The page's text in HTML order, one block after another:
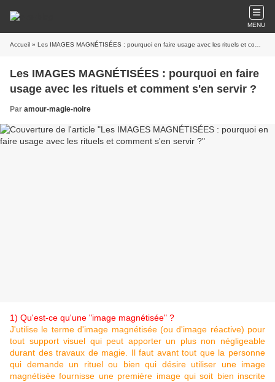
MENU
Accueil » Les IMAGES MAGNÉTISÉES : pourquoi en faire usage avec les rituels et comment s'en servir ?
Les IMAGES MAGNÉTISÉES : pourquoi en faire
usage avec les rituels et comment s'en servir ?
Par amour-magie-noire
1) Qu'est-ce qu'une "image magnétisée" ?
J'utilise le terme d'image magnétisée (ou d'image réactive) pour
tout support visuel qui peut apporter un plus non négligeable
durant des travaux de magie. Il faut avant tout que la personne
qui demande un rituel ou bien qui désire utiliser une image
magnétisée fournisse une première image qui soit bien inscrite